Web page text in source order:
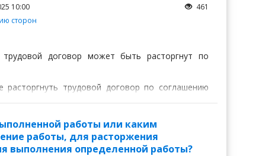
10:00
461
сторон
договор может быть расторгнут по
трудовой договор по соглашению
работы или каким
работы, для расторжения
выполнения определенной работы?